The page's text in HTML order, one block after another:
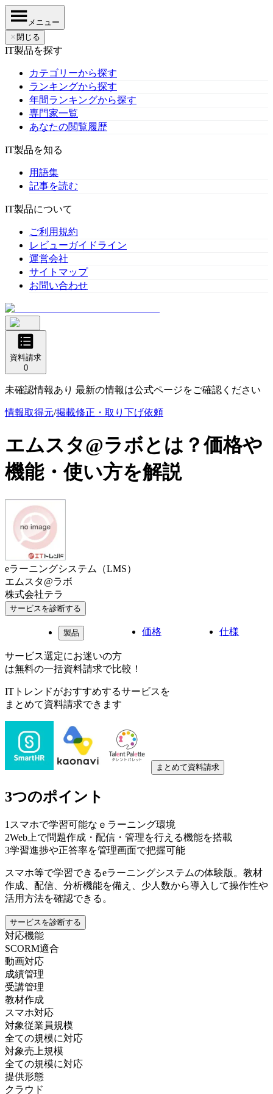
メニュー
✕ 閉じる
IT製品を探す
カテゴリーから探す
ランキングから探す
年間ランキングから探す
専門家一覧
あなたの閲覧履歴
IT製品を知る
用語集
記事を読む
IT製品について
ご利用規約
レビューガイドライン
運営会社
サイトマップ
お問い合わせ
資料請求
0
未確認情報あり 最新の情報は公式ページをご確認ください
情報取得元/掲載修正・取り下げ依頼
エムスタ@ラボとは？価格や
機能・使い方を解説
eラーニングシステム（LMS）
エムスタ@ラボ
株式会社テラ
サービスを診断する
製品 価格 仕様
サービス選定にお迷いの方
は無料の一括資料請求で比較！
ITトレンドがおすすめするサービスを
まとめて資料請求できます
まとめて資料請求
3つのポイント
1 スマホで学習可能なｅラーニング環境
2Web上で問題作成・配信・管理を行える機能を搭載
3学習進捗や正答率を管理画面で把握可能
スマホ等で学習できるeラーニングシステムの体験版。教材
作成、配信、分析機能を備え、少人数から導入して操作性や
活用方法を確認できる。
サービスを診断する
対応機能
SCORM適合
動画対応
成績管理
受講管理
教材作成
スマホ対応
対象従業員規模
全ての規模に対応
対象売上規模
全ての規模に対応
提供形態
クラウド